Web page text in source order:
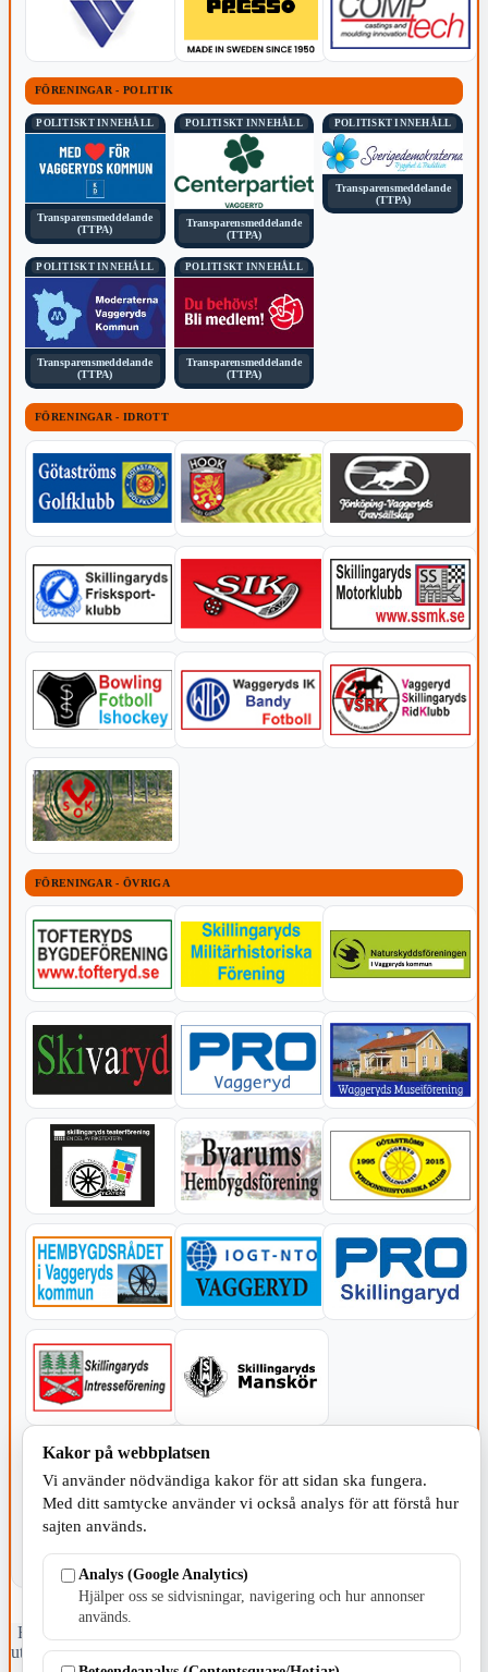
FÖRENINGAR - POLITIK
POLITISKT INNEHÅLL
Transparensmeddelande
(TTPA)
POLITISKT INNEHÅLL
Transparensmeddelande
(TTPA)
POLITISKT INNEHÅLL
Transparensmeddelande
(TTPA)
POLITISKT INNEHÅLL
Transparensmeddelande
(TTPA)
POLITISKT INNEHÅLL
Transparensmeddelande
(TTPA)
FÖRENINGAR - IDROTT
FÖRENINGAR - ÖVRIGA
KOMMUNEN
Fristående webbtidningsföretag grundat 1991 som sedan 2002 ger
ut tidningen Skillingaryd.nu och 2010 lanserades Värnamo.nu. Från
Kakor på webbplatsen
Vi använder nödvändiga kakor för att sidan ska fungera.
Med ditt samtycke använder vi också analys för att förstå hur
sajten används.
Analys (Google Analytics)
Hjälper oss se sidvisningar, navigering och hur annonser
används.